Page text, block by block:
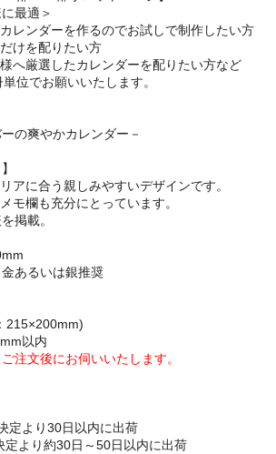
最適＞
レンダーを作るのでお試しで制作したい方
けを配りたい方
へ厳選したカレンダーを配りたい方など
位でお願いいたします。
の爽やかカレンダー－
アに合う親しみやすいデザインです。
モ欄も充分にとっています。
掲載。
あるいは銀推奨
215×200mm)
以内
注文後にお伺いいたします。
定より30日以内に出荷
定より約30日～50日以内に出荷